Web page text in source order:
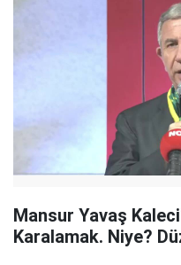
Mansur Yavaş
Karalamak. Niye?